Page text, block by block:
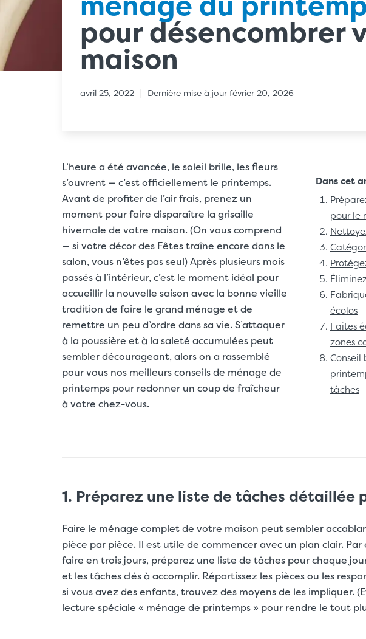
pour désencombrer
maison
avril 25, 2022 Dernière mise à jour février 20, 2026
L’heure a été avancée, le soleil brille, les fleurs
s’ouvrent — c’est officiellement le printemps.
Avant de profiter de l’air frais, prenez un
moment pour faire disparaître la grisaille
hivernale de votre maison. (On vous comprend
— si votre décor des Fêtestraîne encore dans le
salon, vous n’êtes pas seul) Après plusieurs mois
passés à l’intérieur, c’est le moment idéal pour
accueillir la nouvelle saison avec la bonne vieille
tradition de faire le grand ménage et de
remettre un peu d’ordre dans sa vie. S’attaquer
à la poussière et à la saleté accumulées peut
sembler décourageant, alors on a rassemblé
pour vous nos meilleurs conseils de ménage de
printemps pour redonner un coup de fraîcheur
à votre chez-vous.
Dans cet
pour le
écolos
Faites
zones
Conseil
tâches
1. Préparez une liste de tâches détaillée
Faire le ménage complet de votre maison peut sembler
pièce par pièce. Il est utile de commencer avec un plan clair.
faire en trois jours, préparez une liste de tâches pour chaque
et les tâches clés à accomplir. Répartissez les pièces ou les
si vous avez des enfants, trouvez des moyens de les impliquer.
lecture spéciale « ménage de printemps » pour rendre le tout